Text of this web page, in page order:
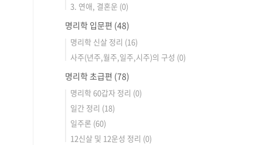
3. 연애, 결혼운 (0)
명리학 입문편 (48)
명리학 신살 정리 (16)
사주(년주,월주,일주,시주)의 구성 (0)
명리학 초급편 (78)
명리학 60갑자 정리 (0)
일간 정리 (18)
일주론 (60)
12신살 및 12운성 정리 (0)